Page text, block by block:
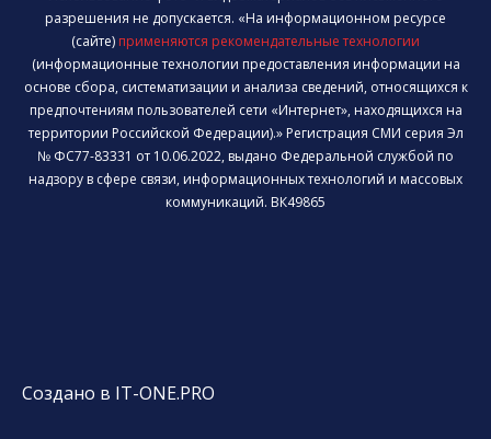
разрешения не допускается. «На информационном ресурсе
(сайте) применяются рекомендательные технологии
(информационные технологии предоставления информации на
основе сбора, систематизации и анализа сведений, относящихся к
предпочтениям пользователей сети «Интернет», находящихся на
территории Российской Федерации).» Регистрация СМИ серия Эл
№ ФС77-83331 от 10.06.2022, выдано Федеральной службой по
надзору в сфере связи, информационных технологий и массовых
коммуникаций. ВК49865
Создано в IT-ONE.PRO